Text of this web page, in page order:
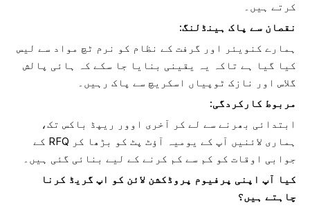
کرتے ہیں۔
نقصان سے پاک ہینڈلنگ:
ہمارے کنویئر اور گرفت کے نظام کو نرم ٹچ مواد سے لیس
کیا گیا ہے تاکہ یہ یقینی بنایا جا سکے کہ ہائی پالش
گلاس اور نازک ٹوپیاں اسکریچ سے پاک رہیں۔
مربوط کارکردگی:
ابتدائی بھرنے سے لے کر آخری اوور ریپڈ باکس تک،
ہماری لائنیں آپ کے یومیہ آؤٹ پٹ کو بڑھا کر RFQ کے
جوابی اوقات کو کم سے کم کرنے کے لیے بنائی گئی ہیں۔
کیا آپ اپنی پرفیوم پروڈکشن لائن کو اپ گریڈ کرنا
چاہتے ہیں؟